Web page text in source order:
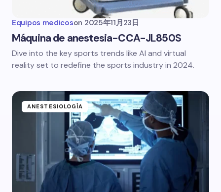
Equipos medicoson 2025年11月23日
Máquina de anestesia-CCA-JL850S
Dive into the key sports trends like AI and virtual
reality set to redefine the sports industry in 2024.
ANESTESIOLOGÍA